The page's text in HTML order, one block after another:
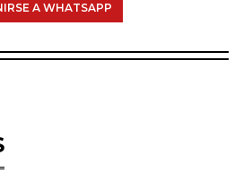
A WHATSAPP